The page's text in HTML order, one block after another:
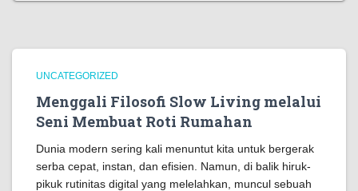
UNCATEGORIZED
Menggali Filosofi Slow Living melalui
Seni Membuat Roti Rumahan
Dunia modern sering kali menuntut kita untuk bergerak
serba cepat, instan, dan efisien. Namun, di balik hiruk-
pikuk rutinitas digital yang melelahkan, muncul sebuah